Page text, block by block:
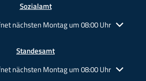
Sozialamt
Öffnungs- oder Schließzeiten
nächsten Montag um 08:00 Uhr
Standesamt
Öffnungs- oder Schließzeiten
nächsten Montag um 08:00 Uhr